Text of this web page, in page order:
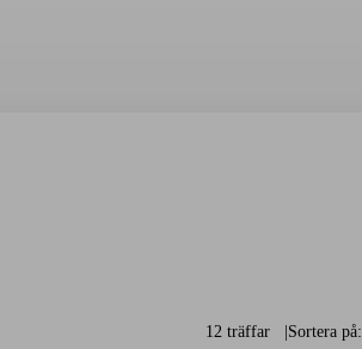
12 träffar Sortera på: